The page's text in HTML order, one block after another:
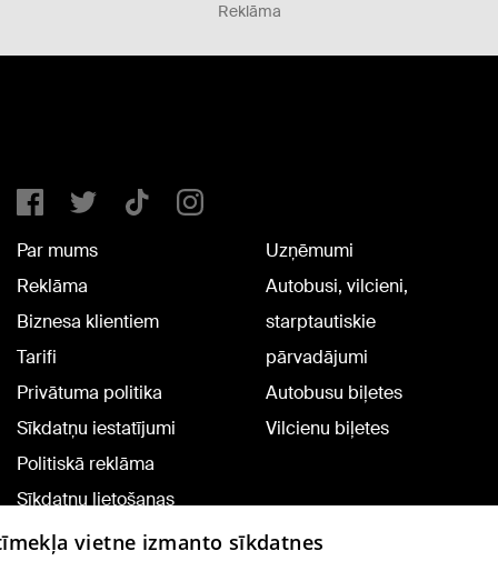
Reklāma
Par mums
Reklāma
Biznesa klientiem
Tarifi
Privātuma politika
Sīkdatņu iestatījumi
Politiskā reklāma
Sīkdatņu lietošanas
noteikumi
Uzņēmumi
Autobusi, vilcieni,
starptautiskie
pārvadājumi
Autobusu biļetes
Vilcienu biļetes
vietne izmanto sīkdatnes